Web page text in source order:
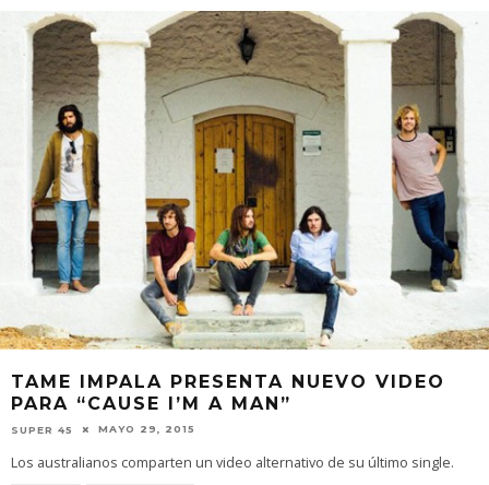
TAME IMPALA PRESENTA NUEVO VIDEO
PARA “CAUSE I’M A MAN”
SUPER 45 MAYO 29, 2015
Los australianos comparten un video alternativo de su último single.